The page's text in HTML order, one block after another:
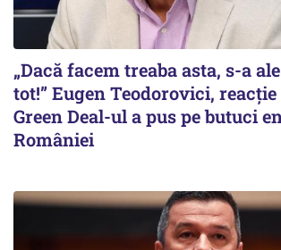
„Dacă facem treaba asta, s-a
tot!” Eugen Teodorovici, reacție
Green Deal-ul a pus pe butuci
României